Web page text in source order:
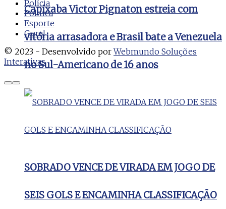
Capixaba Victor Pignaton estreia com
vitória arrasadora e Brasil bate a Venezuela
no Sul-Americano de 16 anos
SOBRADO VENCE DE VIRADA EM JOGO DE
SEIS GOLS E ENCAMINHA CLASSIFICAÇÃO
Polícia
Politica
Esporte
Geral
© 2023 - Desenvolvido porWebmundo Soluções
Interativas